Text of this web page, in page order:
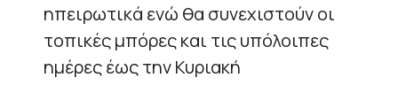
ηπειρωτικά ενώ θα συνεχιστούν οι
τοπικές μπόρες και τις υπόλοιπες
ημέρες έως την Κυριακή